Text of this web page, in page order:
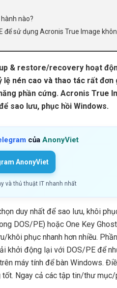
nào?
để sử dụng Acronis True Image
& restore/recovery hoạt
nén cao và thao tác rất đơn
phần cứng. Acronis True
sao lưu, phục hồi Windows.
của AnonyViet
AnonyViet
và thủ thuật IT nhanh nhất
duy nhất để sao lưu, khôi
DOS/PE) hoặc One Key
phục nhanh hơn nhiều.
khởi động lại với DOS/PE để
máy tính để bàn Windows.
Ngay cả các tập tin/thư